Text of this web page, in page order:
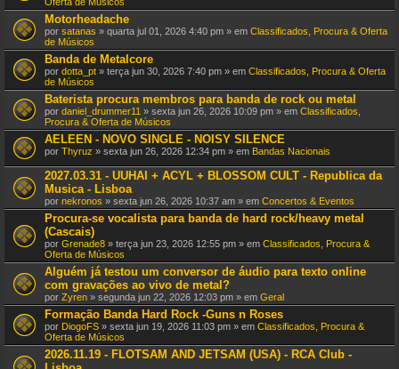
Motorheadache
por satanas » quarta jul 01, 2026 4:40 pm » em Classificados, Procura & Oferta
de Músicos
Banda de Metalcore
por dotta_pt » terça jun 30, 2026 7:40 pm » em Classificados, Procura & Oferta
de Músicos
Baterista procura membros para banda de rock ou metal
por daniel_drummer11 » sexta jun 26, 2026 10:09 pm » em Classificados,
Procura & Oferta de Músicos
AELEEN - NOVO SINGLE - NOISY SILENCE
por Thyruz » sexta jun 26, 2026 12:34 pm » em Bandas Nacionais
2027.03.31 - UUHAI + ACYL + BLOSSOM CULT - Republica da
Musica - Lisboa
por nekronos » sexta jun 26, 2026 10:37 am » em Concertos & Eventos
Procura-se vocalista para banda de hard rock/heavy metal
(Cascais)
por Grenade8 » terça jun 23, 2026 12:55 pm » em Classificados, Procura &
Oferta de Músicos
Alguém já testou um conversor de áudio para texto online
com gravações ao vivo de metal?
por Zyren » segunda jun 22, 2026 12:03 pm » em Geral
Formação Banda Hard Rock -Guns n Roses
por DiogoFS » sexta jun 19, 2026 11:03 pm » em Classificados, Procura &
Oferta de Músicos
2026.11.19 - FLOTSAM AND JETSAM (USA) - RCA Club -